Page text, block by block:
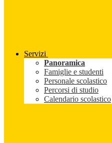
Servizi
Panoramica
Famiglie e studenti
Personale scolastico
Percorsi di studio
Calendario scolastico